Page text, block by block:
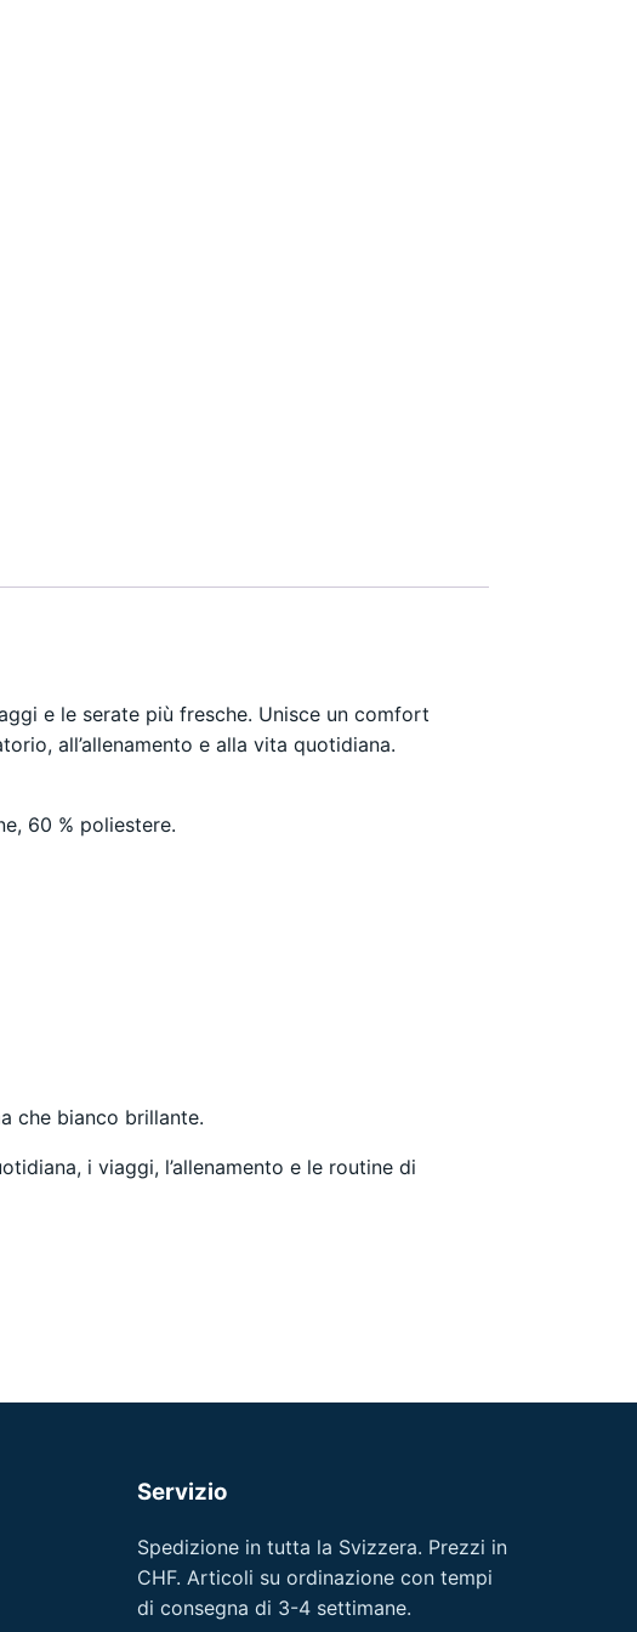
e le serate più fresche. Unisce un comfort
all’allenamento e alla vita quotidiana.
60 % poliestere.
che bianco brillante.
i viaggi, l’allenamento e le routine di
Servizio
Spedizione in tutta la Svizzera. Prezzi in
CHF. Articoli su ordinazione con tempi
di consegna di 3-4 settimane.